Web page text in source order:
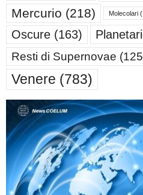
Mercurio (218) Molecolari
Oscure (163)
Resti di Supernovae
Venere (783)